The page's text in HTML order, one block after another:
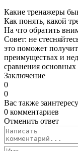
Какие тренажеры
Как понять, какой
На что обратить
Совет: не
это поможет
преимуществах и
сравнения основных
Заключение
0
0
Вас также
0 комментариев
Отменить ответ